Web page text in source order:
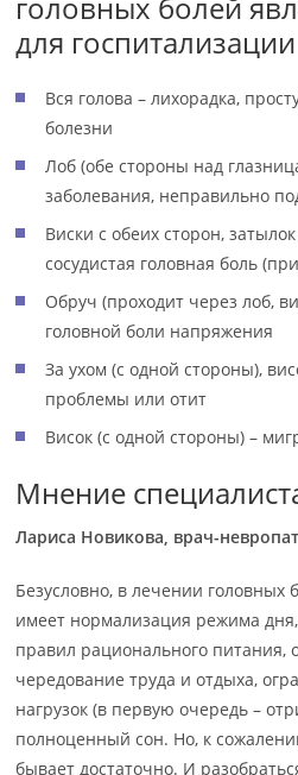
для госпитализации
Вся голова – лихорадка,
болезни
Лоб (обе стороны над
заболевания, неправильно
Виски с обеих сторон,
сосудистая головная боль
Обруч (проходит через лоб,
головной боли напряжения
За ухом (с одной стороны),
проблемы или отит
Висок (с одной стороны) –
Мнение
Лариса Новикова, врач-
Безусловно, в лечении головных
имеет нормализация режима
правил рационального питания,
чередование труда и отдыха,
нагрузок (в первую очередь –
полноценный сон. Но, к
бывает достаточно. И